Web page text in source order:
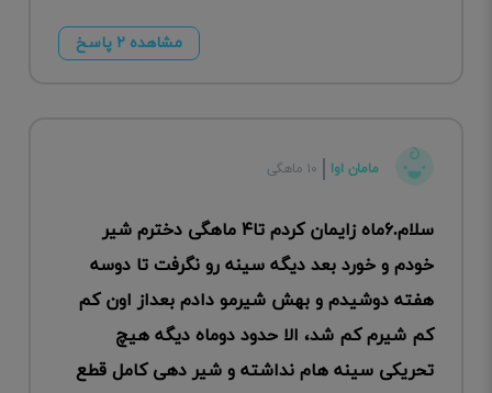
مشاهده ۲ پاسخ
مامان اوا ۱۰ ماهگی
سلام.۶ماه زایمان کردم تا۴ ماهگی دخترم شیر
خودم و خورد بعد دیگه سینه رو نگرفت تا دوسه
هفته دوشیدم و بهش شیرمو دادم بعداز اون کم
کم شیرم کم شد، الا حدود دوماه دیگه هیچ
تحریکی سینه هام نداشته و شیر دهی کامل قطع